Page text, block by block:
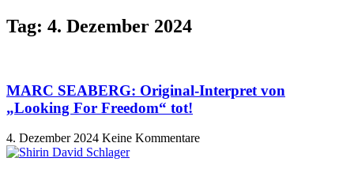
Tag: 4. Dezember 2024
MARC SEABERG: Original-Interpret von
„Looking For Freedom“ tot!
4. Dezember 2024 Keine Kommentare